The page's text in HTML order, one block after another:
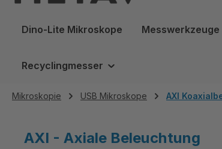
Dino-Lite Mikroskope Messwerkzeuge
Recyclingmesser
Mikroskopie USB Mikroskope AXI
AXI - Axiale Beleuchtung